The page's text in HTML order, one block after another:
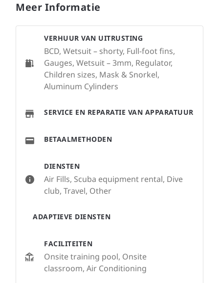
Meer Informatie
DIENSTEN
Air Fills, Scuba equipment rental, Dive
club, Travel, Other
ADAPTIEVE DIENSTEN
FACILITEITEN
Onsite training pool, Onsite
classroom, Air Conditioning
VERHUUR VAN UITRUSTING
BCD, Wetsuit – shorty, Full-foot fins,
Gauges, Wetsuit – 3mm, Regulator,
Children sizes, Mask & Snorkel,
Aluminum Cylinders
SERVICE EN REPARATIE VAN APPARATUUR
BETAALMETHODEN